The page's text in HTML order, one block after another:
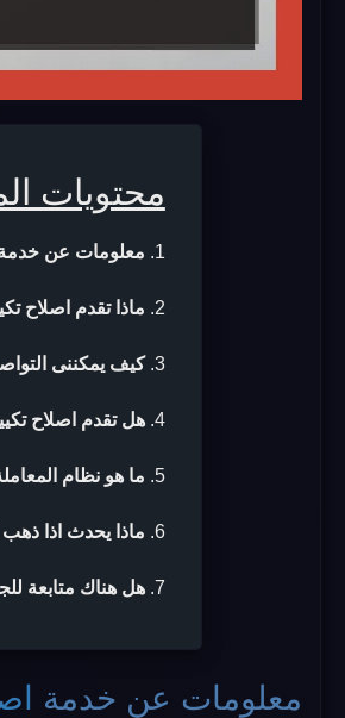
محتويات
معلومات عن خدمة
ماذا تقدم اصلاح
كيف يمكننى
هل تقدم اصلاح
ما هو نظام
ماذا يحدث اذا
هل هناك متابعة
معلومات عن خدمة